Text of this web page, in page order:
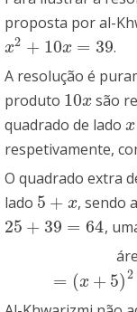
proposta por al-
x2 + 10x = 39
x2+10 x=39
.
A resolução é
produto 10x
10x são
quadrado de lado x
x
respetivamente,
O quadrado extra
lado 5 + x
5 +x , sendo
25 + 39 = 64
25+39=64 ,
= (x + 5)2
=( +5 )2=64⇒